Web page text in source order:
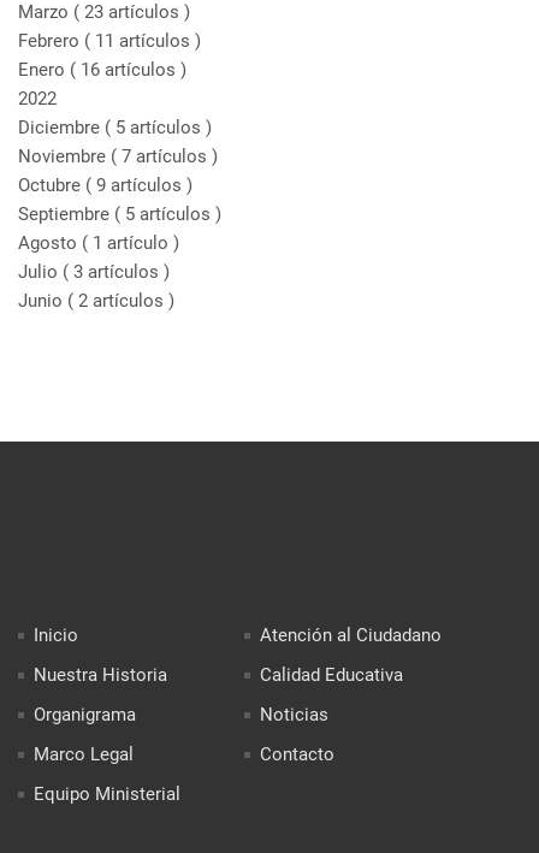
Marzo ( 23 artículos )
Febrero ( 11 artículos )
Enero ( 16 artículos )
2022
Diciembre ( 5 artículos )
Noviembre ( 7 artículos )
Octubre ( 9 artículos )
Septiembre ( 5 artículos )
Agosto ( 1 artículo )
Julio ( 3 artículos )
Junio ( 2 artículos )
Inicio
Nuestra Historia
Organigrama
Marco Legal
Equipo Ministerial
Atención al Ciudadano
Calidad Educativa
Noticias
Contacto